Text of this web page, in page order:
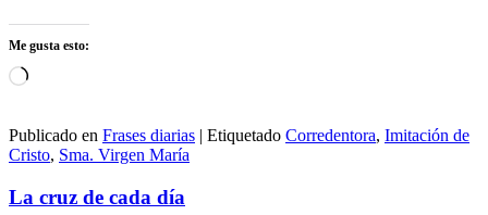
Me gusta esto:
Cargando...
Publicado en Frases diarias | Etiquetado Corredentora, Imitación de
Cristo, Sma. Virgen María
La cruz de cada día